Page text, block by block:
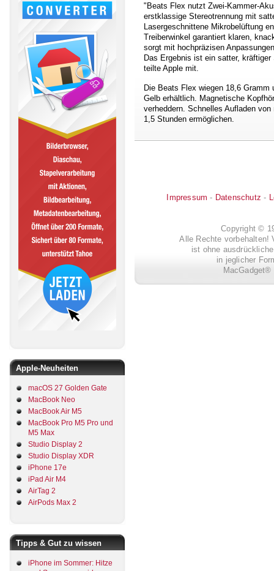
Apple-Neuheiten
macOS 27 Golden Gate
MacBook Neo
MacBook Air M5
MacBook Pro M5 Pro und
M5 Max
Studio Display 2
Studio Display XDR
iPhone 17e
iPad Air M4
AirTag 2
AirPods Max 2
Tipps & Gut zu wissen
iPhone im Sommer: Hitze
"Beats Flex nutzt Zwei-Kammer-
erstklassige Stereotrennung mit
Lasergeschnittene Mikrobelüftung
Treiberwinkel garantiert klaren,
sorgt mit hochpräzisen
Das Ergebnis ist ein satter,
teilte Apple mit.
Die Beats Flex wiegen 18,6
Gelb erhältlich. Magnetische
verheddern. Schnelles Aufladen
1,5 Stunden ermöglichen.
Impressum - Datenschutz -
Copyright ©
Alle Rechte vorbehalten!
ist ohne
in jeglicher
MacGadget®